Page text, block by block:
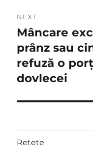
NEXT
Next
post:
Mâncare
prânz sau
refuză o
dovlecei
Retete